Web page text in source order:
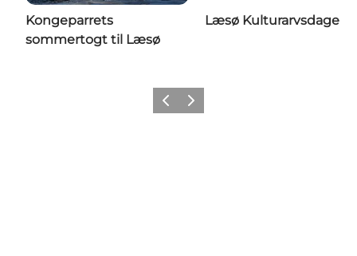
Kongeparrets
sommertogt til Læsø
Læsø Kulturarvsdage
Forrige billede
Næste billede